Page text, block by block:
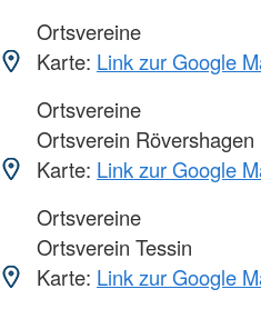
Ortsvereine
Karte: Link zur Google
Ortsvereine
Ortsverein Rövershagen
Karte: Link zur Google
Ortsvereine
Ortsverein Tessin
Karte: Link zur Google